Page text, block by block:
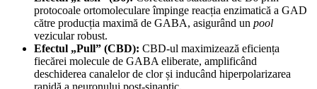
protocoale ortomoleculare împinge reacția enzimatică a GAD
către producția maximă de GABA, asigurând un pool
vezicular robust.
Efectul „Pull” (CBD): CBD-ul maximizează eficiența
fiecărei molecule de GABA eliberate, amplificând
deschiderea canalelor de clor și inducând hiperpolarizarea
rapidă a neuronului post-sinaptic.